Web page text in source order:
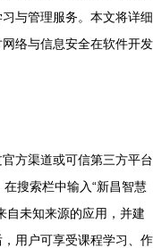
与管理服务。本文将详细
络与信息安全在软件开发
方渠道或可信第三方平台
搜索栏中输入“新昌智慧
自未知来源的应用，并建
用户可享受课程学习、作